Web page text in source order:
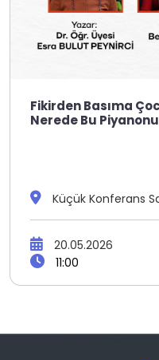
Fikirden Basıma
Nerede Bu
Küçük Konferans
20.05.2026
11:00